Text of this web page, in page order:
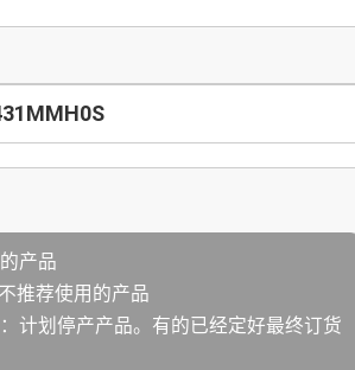
产品
推荐使用的产品
计划停产产品。有的已经定好最终订货